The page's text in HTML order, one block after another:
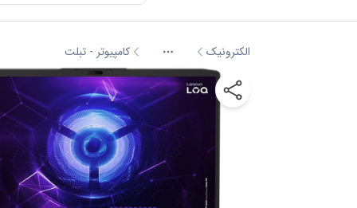
الکترونیک More کامپیوتر - تبلت